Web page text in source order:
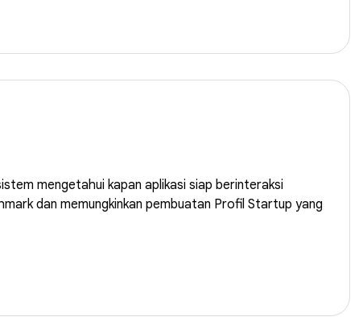
mengetahui kapan aplikasi siap berinteraksi
dan memungkinkan pembuatan Profil Startup yang